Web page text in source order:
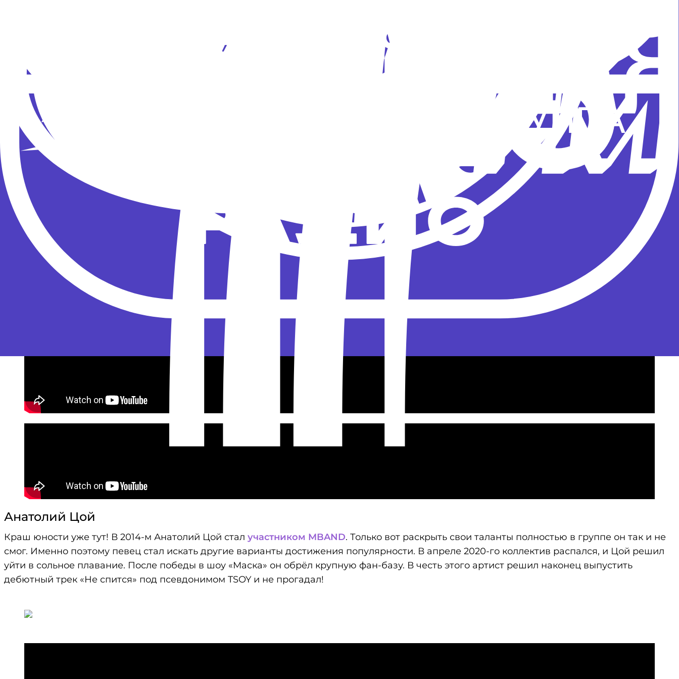
Сергей Лазарев
Музыкальная карьера Сергея Лазарева началась с группы Smash!!. Но уже в 2014-м певец покинул коллектив и начал сольную карьеру
Свою первую пластинку Don’t Be Fake музыкант выпустил в 2005 году совместно с лондонскими студиями звукозаписи. Тираж альбома
составил 200 тысяч экземпляров. Неплохой старт! После этого карьера звезды складывалась отлично. Как результат — 2 выступления на
«Евровидении», 8 успешных студийных альбомов и миллионы поклонников по всему миру.
Анатолий Цой
Краш юности уже тут! В 2014-м Анатолий Цой стал участником MBAND. Только вот раскрыть свои таланты полностью в группе он так и не
смог. Именно поэтому певец стал искать другие варианты достижения популярности. В апреле 2020-го коллектив распался, и Цой решил
уйти в сольное плавание. После победы в шоу «Маска» он обрёл крупную фан-базу. В честь этого артист решил наконец выпустить
дебютный трек «Не спится» под псевдонимом TSOY и не прогадал!